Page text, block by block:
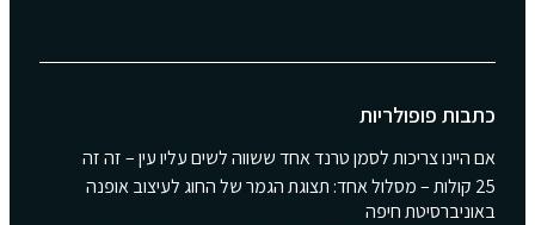
כתבות פופולריות
אם היינו צריכות לסמן טרנד אחד ששווה לשים עליו עין – זה זה
25 קולות – מסלול אחד: תצוגת הגמר של החוג לעיצוב אופנה
באוניברסיטת חיפה